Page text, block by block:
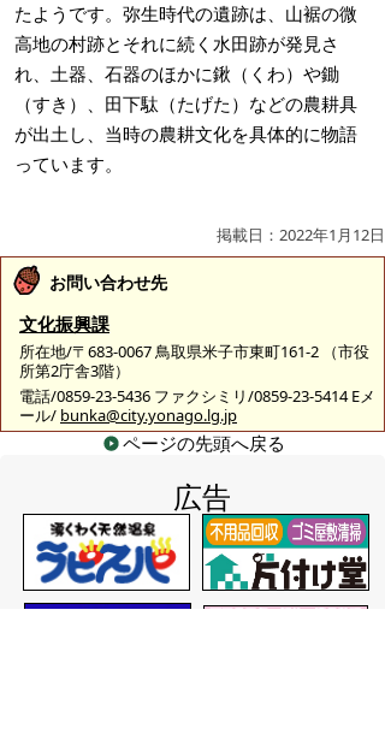
たようです。弥生時代の遺跡は、山裾の微
高地の村跡とそれに続く水田跡が発見さ
れ、土器、石器のほかに鍬（くわ）や鋤
（すき）、田下駄（たげた）などの農耕具
が出土し、当時の農耕文化を具体的に物語
っています。
掲載日：2022年1月12日
お問い合わせ先
文化振興課
所在地/〒683-0067 鳥取県米子市東町161-2 （市役
所第2庁舎3階）
電話/0859-23-5436 ファクシミリ/0859-23-5414 Eメ
ール/ bunka@city.yonago.lg.jp
ページの先頭へ戻る
広告